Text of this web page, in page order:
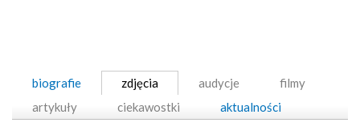
biografie zdjęcia audycje
filmy
artykuły
ciekawostki aktualności